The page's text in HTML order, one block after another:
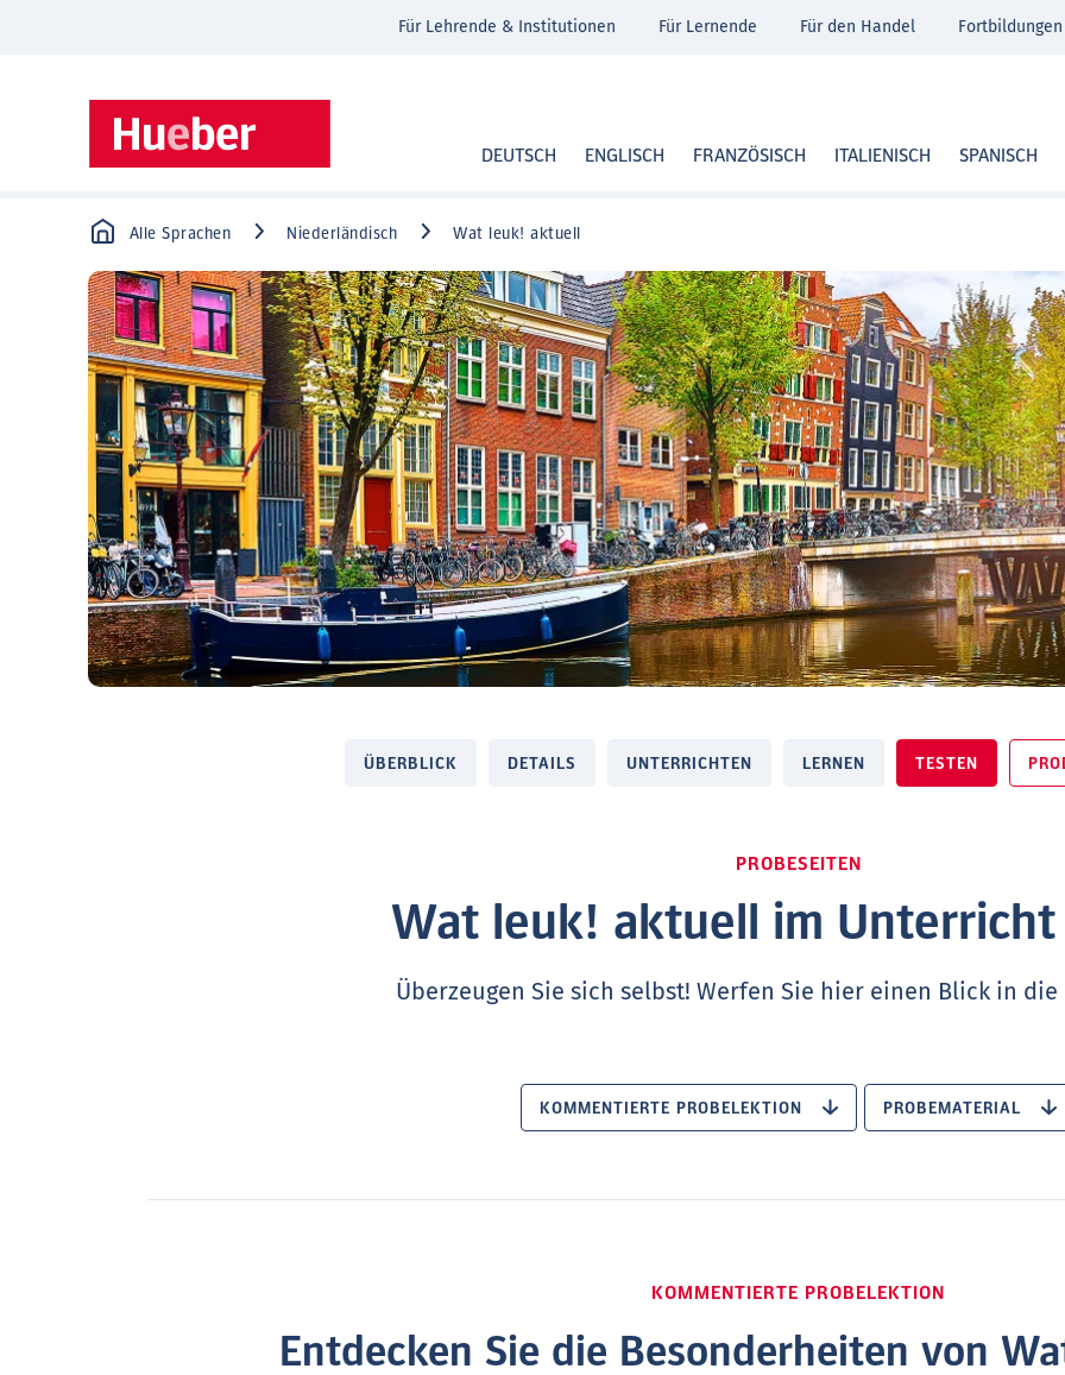
DEUTSCH ENGLISCH FRANZÖSISCH ITALIENISCH SPANISCH
Für Lehrende & Institutionen Für Lernende Für den Handel Fortbildungen
Alle Sprachen Niederländisch Wat leuk! aktuell
ÜBERBLICK DETAILS UNTERRICHTEN LERNEN TESTEN
PROBESEITEN
Wat leuk! aktuell im
Überzeugen Sie sich selbst! Werfen Sie hier einen Blick in
KOMMENTIERTE PROBELEKTION PROBEMATERIAL
KOMMENTIERTE PROBELEKTION
Entdecken Sie die Besonderheiten von